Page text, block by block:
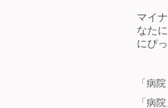
マイ
なた
にぴ
「病
「病